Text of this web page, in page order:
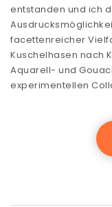
entstanden und ich
facettenreicher
Kuschelhasen nach
Aquarell- und
experimentellen